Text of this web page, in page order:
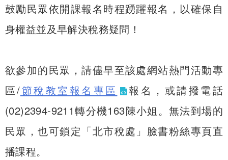
鼓勵民眾依開課報名時程踴躍報名，以確保自
身權益並及早解決稅務疑問！
欲參加的民眾，請儘早至該處網站熱門活動專
區/節稅教室報名專區
報名，或請撥電話
(02)2394-9211轉分機163陳小姐。無法到場的
民眾，也可鎖定「北市稅處」臉書粉絲專頁直
播課程。